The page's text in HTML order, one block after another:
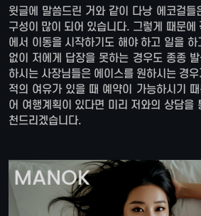
윗글에 말씀드린 거와 같이 다낭 에코걸
구성이 많이 되어 있습니다. 그렇게 때문에
에서 이동을 시작하기도 해야 하고 일을
없이 저에게 답장을 못하는 경우도 종종
하시는 사장님들은 에이스를 원하시는 경
적의 여유가 있을 때 예약이 가능하시기
어 여행계획이 있다면 미리 저와의 상담을
천드리겠습니다.